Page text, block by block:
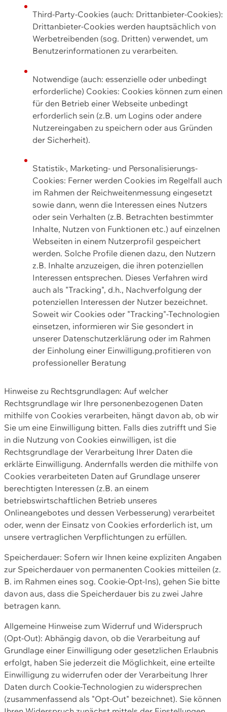
Third-Party-Cookies (auch: Drittanbieter-Cookies):
Drittanbieter-Cookies werden hauptsächlich von
Werbetreibenden (sog. Dritten) verwendet, um
Benutzerinformationen zu verarbeiten.
Notwendige (auch: essenzielle oder unbedingt
erforderliche) Cookies: Cookies können zum einen
für den Betrieb einer Webseite unbedingt
erforderlich sein (z.B. um Logins oder andere
Nutzereingaben zu speichern oder aus Gründen
der Sicherheit).
Statistik-, Marketing- und Personalisierungs-
Cookies: Ferner werden Cookies im Regelfall auch
im Rahmen der Reichweitenmessung eingesetzt
sowie dann, wenn die Interessen eines Nutzers
oder sein Verhalten (z.B. Betrachten bestimmter
Inhalte, Nutzen von Funktionen etc.) auf einzelnen
Webseiten in einem Nutzerprofil gespeichert
werden. Solche Profile dienen dazu, den Nutzern
z.B. Inhalte anzuzeigen, die ihren potenziellen
Interessen entsprechen. Dieses Verfahren wird
auch als "Tracking", d.h., Nachverfolgung der
potenziellen Interessen der Nutzer bezeichnet.
Soweit wir Cookies oder "Tracking"-Technologien
einsetzen, informieren wir Sie gesondert in
unserer Datenschutzerklärung oder im Rahmen
der Einholung einer Einwilligung.profitieren von
professioneller Beratung
Hinweise zu Rechtsgrundlagen: Auf welcher
Rechtsgrundlage wir Ihre personenbezogenen Daten
mithilfe von Cookies verarbeiten, hängt davon ab, ob wir
Sie um eine Einwilligung bitten. Falls dies zutrifft und Sie
in die Nutzung von Cookies einwilligen, ist die
Rechtsgrundlage der Verarbeitung Ihrer Daten die
erklärte Einwilligung. Andernfalls werden die mithilfe von
Cookies verarbeiteten Daten auf Grundlage unserer
berechtigten Interessen (z.B. an einem
betriebswirtschaftlichen Betrieb unseres
Onlineangebotes und dessen Verbesserung) verarbeitet
oder, wenn der Einsatz von Cookies erforderlich ist, um
unsere vertraglichen Verpflichtungen zu erfüllen.
Speicherdauer: Sofern wir Ihnen keine expliziten Angaben
zur Speicherdauer von permanenten Cookies mitteilen (z.
B. im Rahmen eines sog. Cookie-Opt-Ins), gehen Sie bitte
davon aus, dass die Speicherdauer bis zu zwei Jahre
betragen kann.
Allgemeine Hinweise zum Widerruf und Widerspruch
(Opt-Out): Abhängig davon, ob die Verarbeitung auf
Grundlage einer Einwilligung oder gesetzlichen Erlaubnis
erfolgt, haben Sie jederzeit die Möglichkeit, eine erteilte
Einwilligung zu widerrufen oder der Verarbeitung Ihrer
Daten durch Cookie-Technologien zu widersprechen
(zusammenfassend als "Opt-Out" bezeichnet). Sie können